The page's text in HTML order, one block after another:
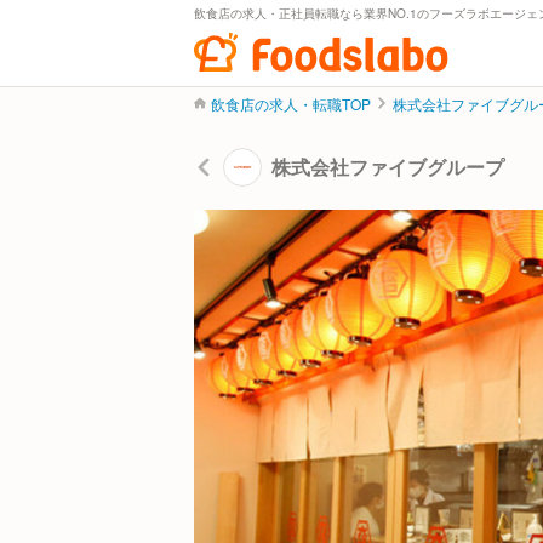
飲食店の求人・正社員転職なら業界NO.1のフーズラボエージェ
飲食店の求人・転職TOP 株式会社ファイブグル
株式会社ファイブグループ